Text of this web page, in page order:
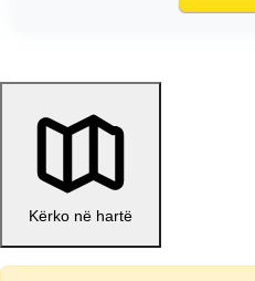
Kërko në hartë